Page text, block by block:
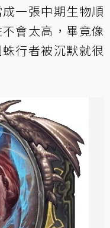
一張中期生物順
會太高，畢竟像
行者被沉默就很